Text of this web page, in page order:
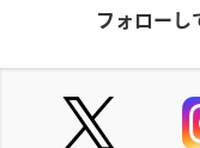
フォローし